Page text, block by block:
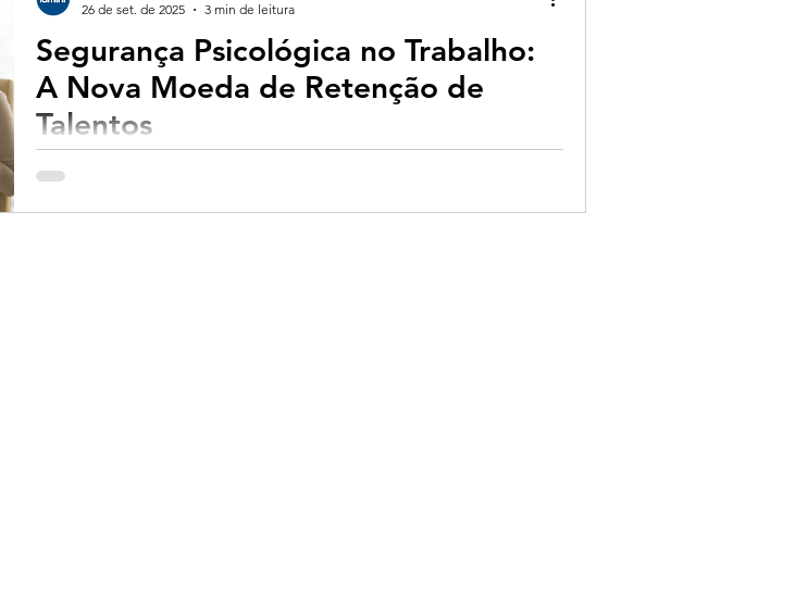
Segurança Psicológica no Trabalho:
A Nova Moeda de Retenção de
Talentos
Segurança Psicológica no Trabalho: O Segredo da Retenção de
que pode...
26 de set. de 2025
3 min de leitura